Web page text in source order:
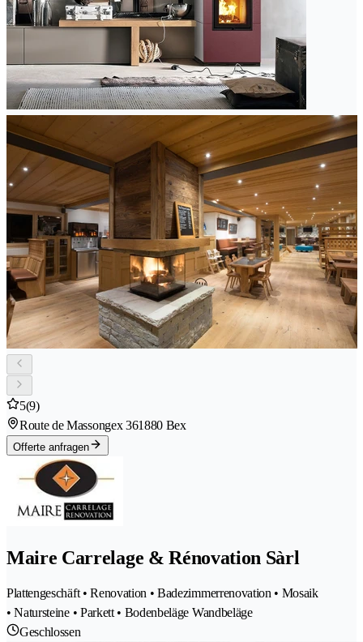
5(9)
Route de Massongex 361880 Bex
Offerte anfragen
Maire Carrelage & Rénovation Sàrl
Plattengeschäft • Renovation • Badezimmerrenovation • Mosaik
• Natursteine • Parkett • Bodenbeläge Wandbeläge
Geschlossen